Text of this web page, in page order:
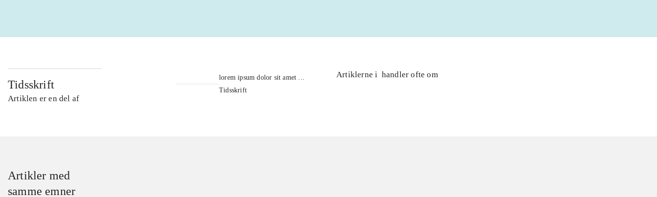
Tidsskrift
Artiklen er en del af
lorem ipsum dolor sit amet ...
Tidsskrift
Artiklerne i handler ofte om
Artikler med
samme emner